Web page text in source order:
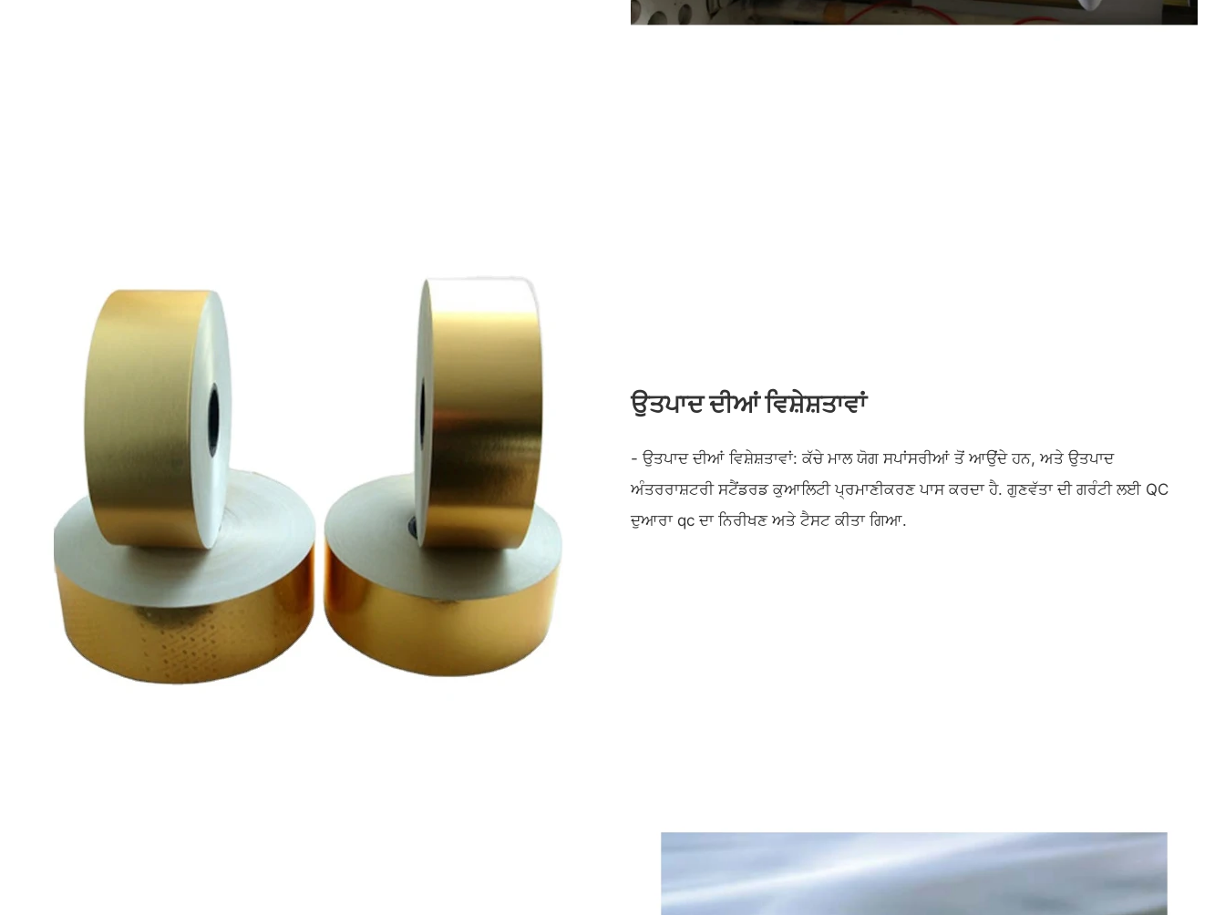
ਉਤਪਾਦ ਦੀਆਂ ਵਿਸ਼ੇਸ਼ਤਾਵਾਂ
- ਉਤਪਾਦ ਦੀਆਂ ਵਿਸ਼ੇਸ਼ਤਾਵਾਂ: ਕੱਚੇ ਮਾਲ ਯੋਗ ਸਪਾਂਸਰੀਆਂ ਤੋਂ ਆਉਂਦੇ ਹਨ, ਅਤੇ ਉਤਪਾਦ
ਅੰਤਰਰਾਸ਼ਟਰੀ ਸਟੈਂਡਰਡ ਕੁਆਲਿਟੀ ਪ੍ਰਮਾਣੀਕਰਣ ਪਾਸ ਕਰਦਾ ਹੈ. ਗੁਣਵੱਤਾ ਦੀ ਗਰੰਟੀ ਲਈ QC
ਦੁਆਰਾ qc ਦਾ ਨਿਰੀਖਣ ਅਤੇ ਟੈਸਟ ਕੀਤਾ ਗਿਆ.